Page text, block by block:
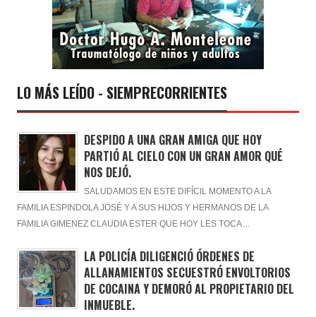
LO MÁS LEÍDO - SIEMPRECORRIENTES
DESPIDO A UNA GRAN AMIGA QUE HOY
PARTIÓ AL CIELO CON UN GRAN AMOR QUÉ
NOS DEJÓ.
SALUDAMOS EN ESTE DIFÍCIL MOMENTO A LA
FAMILIA ESPINDOLA JOSÉ Y A SUS HIJOS Y HERMANOS DE LA
FAMILIA GIMENEZ CLAUDIA ESTER QUE HOY LES TOCA ...
LA POLICÍA DILIGENCIÓ ÓRDENES DE
ALLANAMIENTOS SECUESTRÓ ENVOLTORIOS
DE COCAINA Y DEMORÓ AL PROPIETARIO DEL
INMUEBLE.